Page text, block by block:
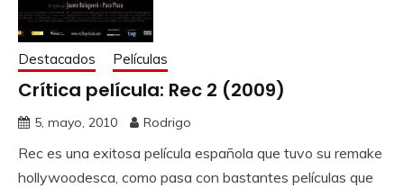
Destacados Películas
Crítica película: Rec 2 (2009)
5, mayo, 2010 Rodrigo
Rec es una exitosa película española que tuvo su remake
hollywoodesca, como pasa con bastantes películas que